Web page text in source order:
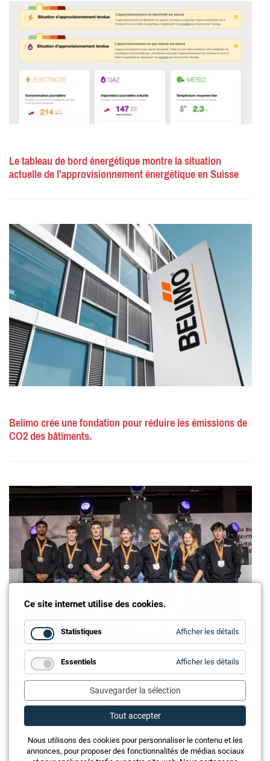
Le tableau de bord énergétique montre la situation
actuelle de l'approvisionnement énergétique en Suisse
Belimo crée une fondation pour réduire les émissions de
CO2 des bâtiments.
Des championnats exceptionnels à Saint-Gall
Ce site internet utilise des cookies.
Statistiques Afficher les détails
Essentiels Afficher les détails
Sauvegarder la sélection
Tout accepter
Nous utilisons des cookies pour personnaliser le contenu et les
annonces, pour proposer des fonctionnalités de médias sociaux